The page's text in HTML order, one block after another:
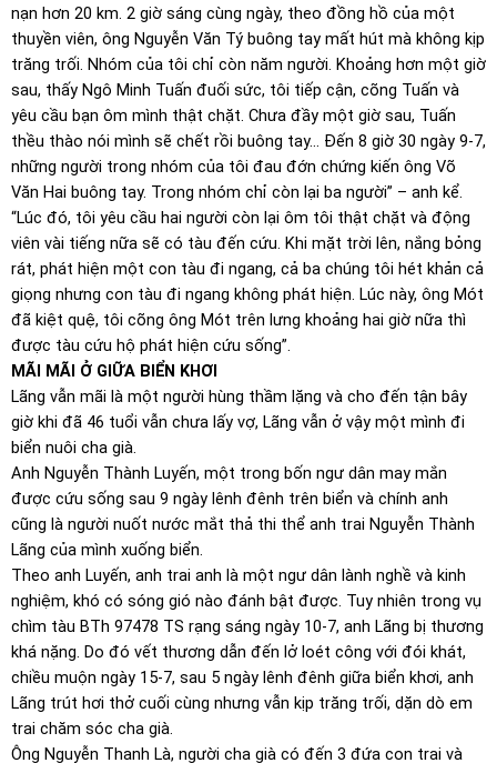
nạn hơn 20 km. 2 giờ sáng cùng ngày, theo đồng hồ của một
thuyền viên, ông Nguyễn Văn Tý buông tay mất hút mà không kịp
trăng trối. Nhóm của tôi chỉ còn năm người. Khoảng hơn một giờ
sau, thấy Ngô Minh Tuấn đuối sức, tôi tiếp cận, cõng Tuấn và
yêu cầu bạn ôm mình thật chặt. Chưa đầy một giờ sau, Tuấn
thều thào nói mình sẽ chết rồi buông tay… Đến 8 giờ 30 ngày 9-7,
những người trong nhóm của tôi đau đớn chứng kiến ông Võ
Văn Hai buông tay. Trong nhóm chỉ còn lại ba người” – anh kể.
“Lúc đó, tôi yêu cầu hai người còn lại ôm tôi thật chặt và động
viên vài tiếng nữa sẽ có tàu đến cứu. Khi mặt trời lên, nắng bỏng
rát, phát hiện một con tàu đi ngang, cả ba chúng tôi hét khản cả
giọng nhưng con tàu đi ngang không phát hiện. Lúc này, ông Mót
đã kiệt quệ, tôi cõng ông Mót trên lưng khoảng hai giờ nữa thì
được tàu cứu hộ phát hiện cứu sống”.
MÃI MÃI Ở GIỮA BIỂN KHƠI
Lãng vẫn mãi là một người hùng thầm lặng và cho đến tận bây
giờ khi đã 46 tuổi vẫn chưa lấy vợ, Lãng vẫn ở vậy một mình đi
biển nuôi cha già.
Anh Nguyễn Thành Luyến, một trong bốn ngư dân may mắn
được cứu sống sau 9 ngày lênh đênh trên biển và chính anh
cũng là người nuốt nước mắt thả thi thể anh trai Nguyễn Thành
Lãng của mình xuống biển.
Theo anh Luyến, anh trai anh là một ngư dân lành nghề và kinh
nghiệm, khó có sóng gió nào đánh bật được. Tuy nhiên trong vụ
chìm tàu BTh 97478 TS rạng sáng ngày 10-7, anh Lãng bị thương
khá nặng. Do đó vết thương dẫn đến lở loét công với đói khát,
chiều muộn ngày 15-7, sau 5 ngày lênh đênh giữa biển khơi, anh
Lãng trút hơi thở cuối cùng nhưng vẫn kịp trăng trối, dặn dò em
trai chăm sóc cha già.
Ông Nguyễn Thanh Là, người cha già có đến 3 đứa con trai và